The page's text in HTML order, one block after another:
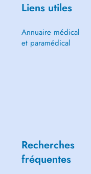
Liens utiles
Annuaire médical
et paramédical
Recherches
fréquentes